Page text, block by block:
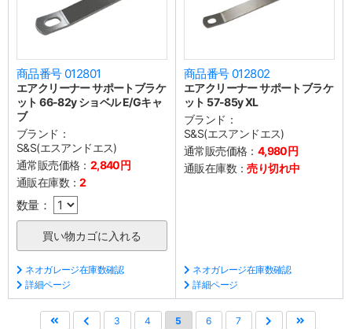
商品番号 012801
エアクリーナー サポートブラケ
ット 66-82y ショベル E/Gキャ
ブ
ブランド：
S&S(エスアンドエス)
通常販売価格： 2,840円
通販在庫数：2
数量：
ネオガレージ在庫数確認
詳細ページ
商品番号 012802
エアクリーナー サポートブラケ
ット 57-85y XL
ブランド：
S&S(エスアンドエス)
通常販売価格： 4,980円
通販在庫数：売り切れ中
ネオガレージ在庫数確認
詳細ページ
3 4 5 6 7